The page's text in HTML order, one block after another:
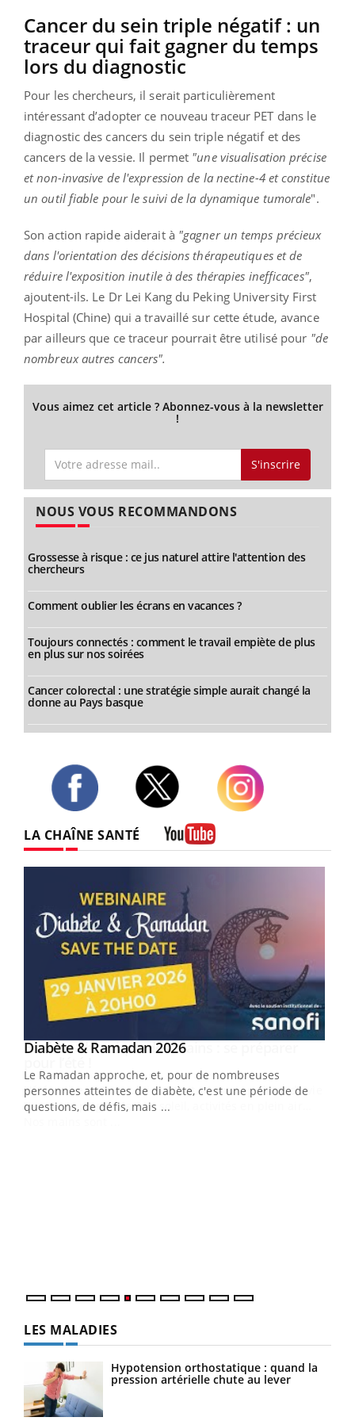
Cancer du sein triple négatif : un
traceur qui fait gagner du temps
lors du diagnostic
Pour les chercheurs, il serait particulièrement
intéressant d’adopter ce nouveau traceur PET dans le
diagnostic des cancers du sein triple négatif et des
cancers de la vessie. Il permet "une visualisation précise
et non-invasive de l'expression de la nectine-4 et constitue
un outil fiable pour le suivi de la dynamique tumorale".
Son action rapide aiderait à "gagner un temps précieux
dans l'orientation des décisions thérapeutiques et de
réduire l'exposition inutile à des thérapies inefficaces",
ajoutent-ils. Le Dr Lei Kang du Peking University First
Hospital (Chine) qui a travaillé sur cette étude, avance
par ailleurs que ce traceur pourrait être utilisé pour "de
nombreux autres cancers".
Vous aimez cet article ? Abonnez-vous à la newsletter
!
S'inscrire
NOUS VOUS RECOMMANDONS
Grossesse à risque : ce jus naturel attire l'attention des
chercheurs
Comment oublier les écrans en vacances ?
Toujours connectés : comment le travail empiète de plus
en plus sur nos soirées
Cancer colorectal : une stratégie simple aurait changé la
donne au Pays basque